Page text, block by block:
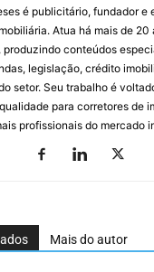
é publicitário, fundador e
Atua há mais de 20
produzindo conteúdos
legislação, crédito
setor. Seu trabalho é
para corretores de
profissionais do mercado
Mais do autor